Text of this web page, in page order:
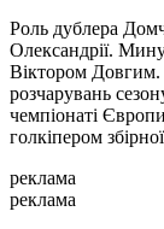
Роль дублера
Олександрії.
Віктором Довгим.
розчарувань
чемпіонаті
голкіпером
реклама
реклама